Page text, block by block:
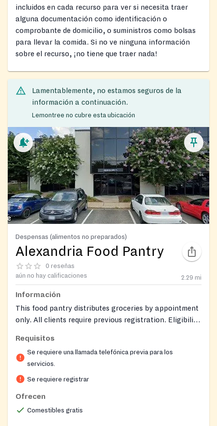
incluidos en cada recurso para ver si necesita traer
alguna documentación como identificación o
comprobante de domicilio, o suministros como bolsas
para llevar la comida. Si no ve ninguna información
sobre el recurso, ¡no tiene que traer nada!
Lamentablemente, no estamos seguros de la
información a continuación.
Lemontree no cubre esta ubicación
Despensas (alimentos no preparados)
Alexandria Food Pantry
0 reseñas
aún no hay calificaciones
2.29 mi
Información
This food pantry distributes groceries by appointment
only. All clients require previous registration. Eligibility
Medicaid, and SSI recipients, or meeting Virginia
TEFAP income requirements.
Requisitos
Se requiere una llamada telefónica previa para los
servicios.
Se requiere registrar
Ofrecen
Comestibles gratis